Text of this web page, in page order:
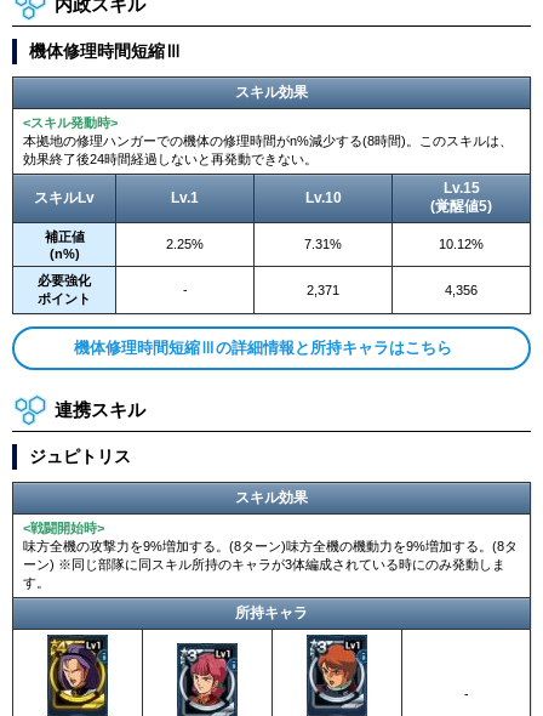
機体修理時間短縮Ⅲ
スキル効果
<スキル発動時>
本拠地の修理ハンガーでの機体の修理時間がn%減少する(8時間)。このスキルは、
効果終了後24時間経過しないと再発動できない。
スキルLv Lv.1 Lv.10
Lv.15
(覚醒値5)
補正値
(n%)
2.25% 7.31% 10.12%
必要強化
ポイント
- 2,371 4,356
機体修理時間短縮Ⅲの詳細情報と所持キャラはこちら
連携スキル
ジュピトリス
スキル効果
<戦闘開始時>
味方全機の攻撃力を9%増加する。(8ターン)味方全機の機動力を9%増加する。(8タ
ーン) ※同じ部隊に同スキル所持のキャラが3体編成されている時にのみ発動しま
す。
所持キャラ
-